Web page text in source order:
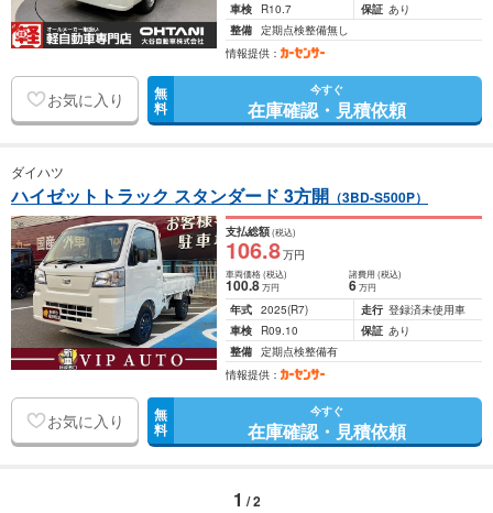
車検
R10.7 保証 あり
整備 定期点検整備無し
情報提供：
お気に入り 無
料
今すぐ
在庫確認・見積依頼
ダイハツ
ハイゼットトラック スタンダード 3方開 （3BD-S500P）
支払総額(税込)
106.8万円
車両価格(税込)
100.8万円
諸費用 (税込)
6 万円
年式 2025(R7) 走行 登録済未使用車
車検
R09.10 保証 あり
整備 定期点検整備有
情報提供：
お気に入り 無
料
今すぐ
在庫確認・見積依頼
1 / 2